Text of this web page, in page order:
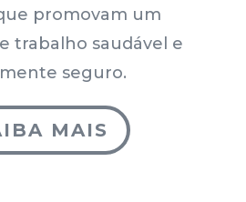
promovam um
trabalho saudável e
seguro.
MAIS